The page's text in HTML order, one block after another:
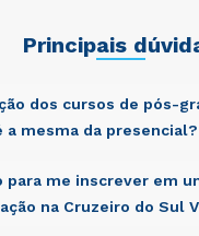
Principais
dos cursos de pós-
a mesma da presencial?
unde omnis iste
accusantium doloremque
eaque ipsa quae
para me inscrever em
na Cruzeiro do Sul